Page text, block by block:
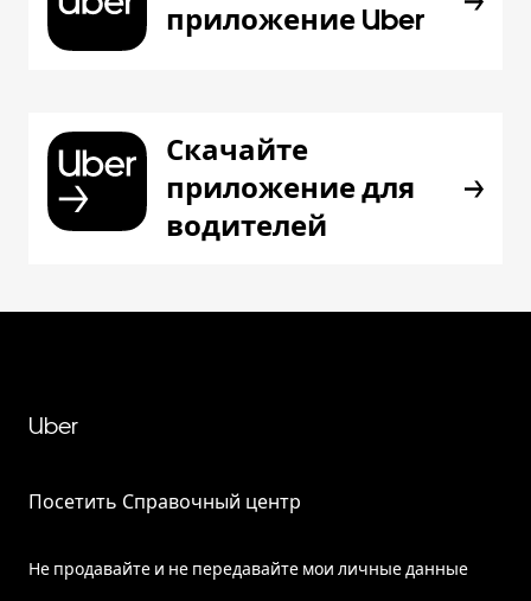
приложение Uber
Скачайте
приложение для
водителей
Uber
Посетить Справочный центр
Не продавайте и не передавайте мои личные данные